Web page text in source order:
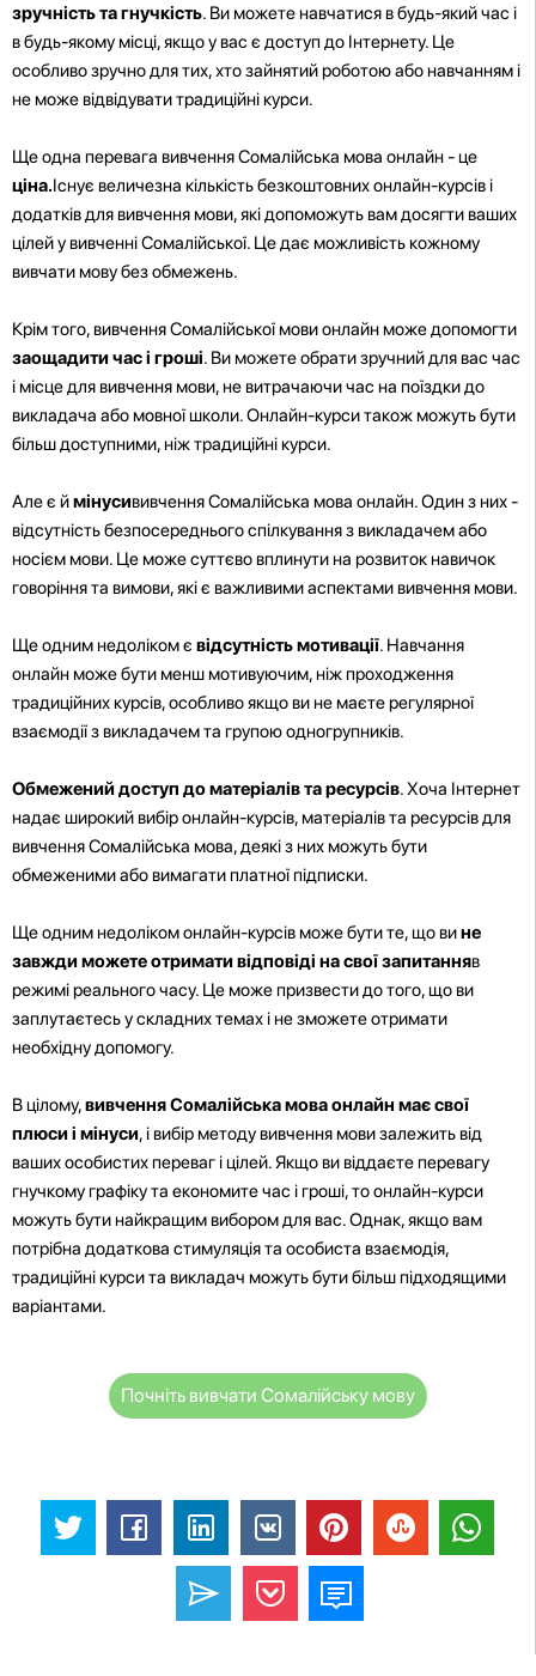
зручність та гнучкість. Ви можете навчатися в будь-який час і
в будь-якому місці, якщо у вас є доступ до Інтернету. Це
особливо зручно для тих, хто зайнятий роботою або навчанням і
не може відвідувати традиційні курси.
Ще одна перевага вивчення Сомалійська мова онлайн - це
ціна.Існує величезна кількість безкоштовних онлайн-курсів і
додатків для вивчення мови, які допоможуть вам досягти ваших
цілей у вивченні Сомалійської. Це дає можливість кожному
вивчати мову без обмежень.
Крім того, вивчення Сомалійської мови онлайн може допомогти
заощадити час і гроші. Ви можете обрати зручний для вас час
і місце для вивчення мови, не витрачаючи час на поїздки до
викладача або мовної школи. Онлайн-курси також можуть бути
більш доступними, ніж традиційні курси.
Але є ймінусививчення Сомалійська мова онлайн. Один з них -
відсутність безпосереднього спілкування з викладачем або
носієм мови. Це може суттєво вплинути на розвиток навичок
говоріння та вимови, які є важливими аспектами вивчення мови.
Ще одним недоліком є відсутність мотивації. Навчання
онлайн може бути менш мотивуючим, ніж проходження
традиційних курсів, особливо якщо ви не маєте регулярної
взаємодії з викладачем та групою одногрупників.
Обмежений доступ до матеріалів та ресурсів. Хоча Інтернет
надає широкий вибір онлайн-курсів, матеріалів та ресурсів для
вивчення Сомалійська мова, деякі з них можуть бути
обмеженими або вимагати платної підписки.
Ще одним недоліком онлайн-курсів може бути те, що вине
завжди можете отримати відповіді на свої запитанняв
режимі реального часу. Це може призвести до того, що ви
заплутаєтесь у складних темах і не зможете отримати
необхідну допомогу.
В цілому,вивчення Сомалійська мова онлайн має свої
плюси і мінуси, і вибір методу вивчення мови залежить від
ваших особистих переваг і цілей. Якщо ви віддаєте перевагу
гнучкому графіку та економите час і гроші, то онлайн-курси
можуть бути найкращим вибором для вас. Однак, якщо вам
потрібна додаткова стимуляція та особиста взаємодія,
традиційні курси та викладач можуть бути більш підходящими
варіантами.
Почніть вивчати Сомалійську мову